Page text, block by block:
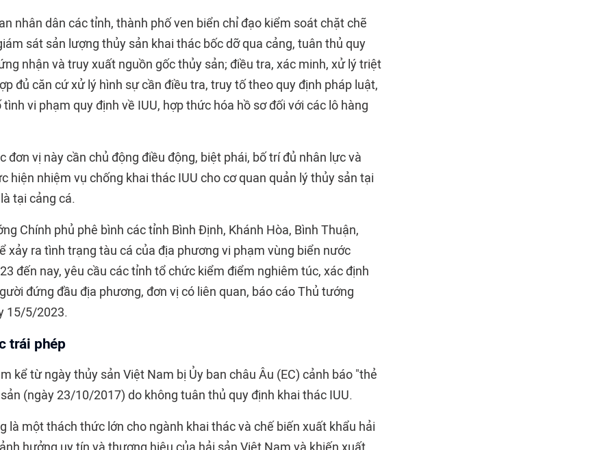
nhân dân các tỉnh, thành phố ven biển chỉ đạo kiểm soát chặt chẽ
sát sản lượng thủy sản khai thác bốc dỡ qua cảng, tuân thủ quy
nhận và truy xuất nguồn gốc thủy sản; điều tra, xác minh, xử lý triệt
đủ căn cứ xử lý hình sự cần điều tra, truy tố theo quy định pháp luật,
vi phạm quy định về IUU, hợp thức hóa hồ sơ đối với các lô hàng
đơn vị này cần chủ động điều động, biệt phái, bố trí đủ nhân lực và
hiện nhiệm vụ chống khai thác IUU cho cơ quan quản lý thủy sản tại
tại cảng cá.
Chính phủ phê bình các tỉnh Bình Định, Khánh Hòa, Bình Thuận,
xảy ra tình trạng tàu cá của địa phương vi phạm vùng biển nước
đến nay, yêu cầu các tỉnh tổ chức kiểm điểm nghiêm túc, xác định
đứng đầu địa phương, đơn vị có liên quan, báo cáo Thủ tướng
15/5/2023.
trái phép
kể từ ngày thủy sản Việt Nam bị Ủy ban châu Âu (EC) cảnh báo "thẻ
(ngày 23/10/2017) do không tuân thủ quy định khai thác IUU.
là một thách thức lớn cho ngành khai thác và chế biến xuất khẩu hải